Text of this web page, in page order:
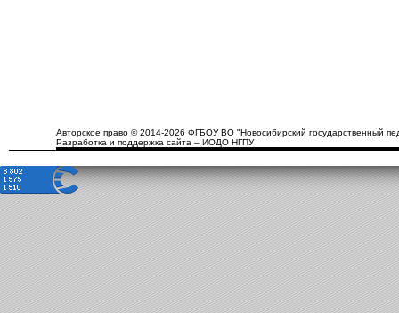
Авторское право © 2014-2026 ФГБОУ ВО "Новосибирский государственный
Разработка и поддержка сайта – ИОДО НГПУ